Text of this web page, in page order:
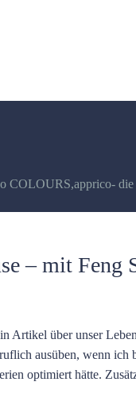
COLOURS,apprico-
– mit Feng
Artikel über unser
ausüben, wenn ich
optimiert hätte.